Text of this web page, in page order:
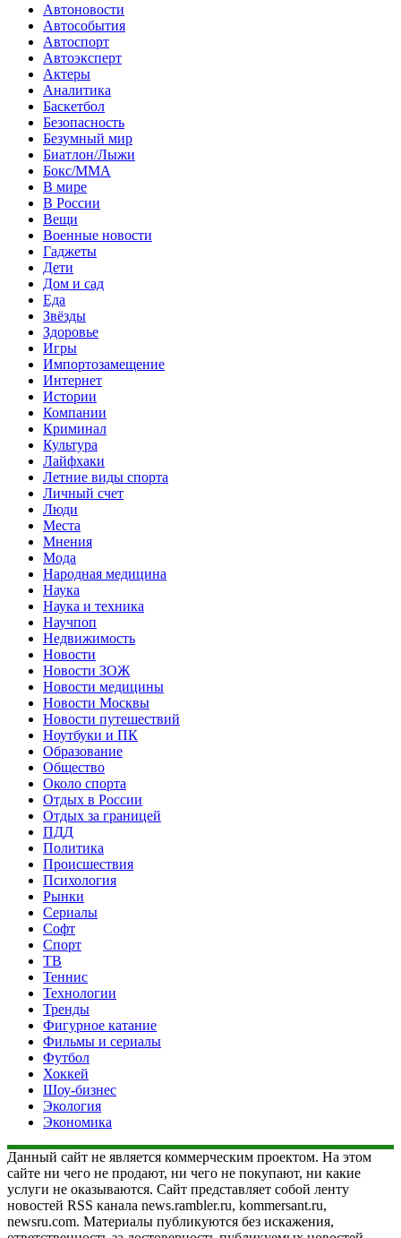
Автоновости
Автособытия
Автоспорт
Автоэксперт
Актеры
Аналитика
Баскетбол
Безопасность
Безумный мир
Биатлон/Лыжи
Бокс/MMA
В мире
В России
Вещи
Военные новости
Гаджеты
Дети
Дом и сад
Еда
Звёзды
Здоровье
Игры
Импортозамещение
Интернет
Истории
Компании
Криминал
Культура
Лайфхаки
Летние виды спорта
Личный счет
Люди
Места
Мнения
Мода
Народная медицина
Наука
Наука и техника
Научпоп
Недвижимость
Новости
Новости ЗОЖ
Новости медицины
Новости Москвы
Новости путешествий
Ноутбуки и ПК
Образование
Общество
Около спорта
Отдых в России
Отдых за границей
ПДД
Политика
Происшествия
Психология
Рынки
Сериалы
Софт
Спорт
ТВ
Теннис
Технологии
Тренды
Фигурное катание
Фильмы и сериалы
Футбол
Хоккей
Шоу-бизнес
Экология
Экономика
Данный сайт не является коммерческим проектом. На этом
сайте ни чего не продают, ни чего не покупают, ни какие
услуги не оказываются. Сайт представляет собой ленту
новостей RSS канала news.rambler.ru, kommersant.ru,
newsru.com. Материалы публикуются без искажения,